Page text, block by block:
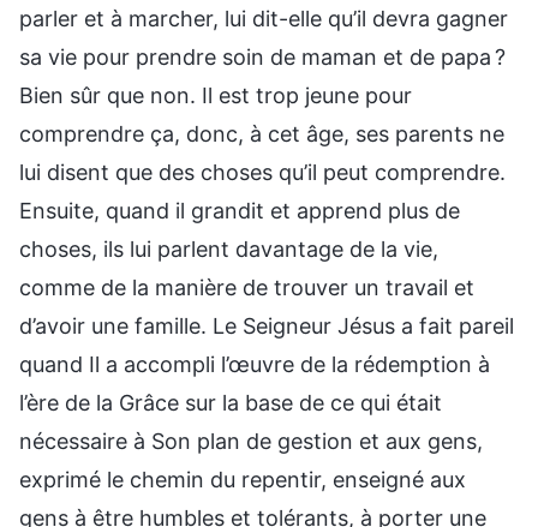
parler et à marcher, lui dit-elle qu’il devra gagner
sa vie pour prendre soin de maman et de papa ?
Bien sûr que non. Il est trop jeune pour
comprendre ça, donc, à cet âge, ses parents ne
lui disent que des choses qu’il peut comprendre.
Ensuite, quand il grandit et apprend plus de
choses, ils lui parlent davantage de la vie,
comme de la manière de trouver un travail et
d’avoir une famille. Le Seigneur Jésus a fait pareil
quand Il a accompli l’œuvre de la rédemption à
l’ère de la Grâce sur la base de ce qui était
nécessaire à Son plan de gestion et aux gens,
exprimé le chemin du repentir, enseigné aux
gens à être humbles et tolérants, à porter une